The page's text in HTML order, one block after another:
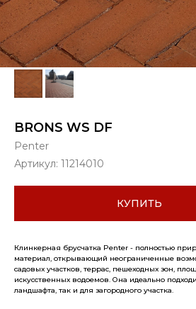
BRONS WS DF
Penter
Артикул: 11214010
КУПИТЬ
Клинкерная брусчатка Penter - полностью
материал, открывающий неограниченные
садовых участков, террас, пешеходных зон,
искусственных водоемов. Она идеально
ландшафта, так и для загородного участка.